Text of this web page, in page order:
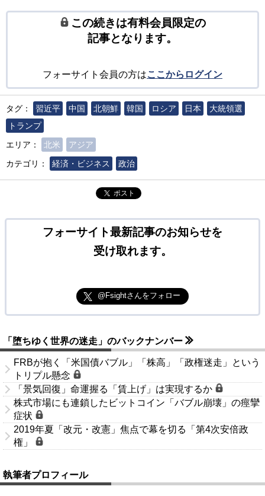
この続きは有料会員限定の
記事となります。
フォーサイト会員の方はここからログイン
タグ： 習近平 中国 北朝鮮 韓国 ロシア 日本
大統領選
トランプ
エリア：
北米
アジア
カテゴリ：
経済・ビジネス 政治
ポスト
フォーサイト最新記事のお知らせを
受け取れます。
@Fsightさんをフォロー
「堕ちゆく世界の迷走」のバックナンバー
FRBが抱く「米国債バブル」「株高」「政権迷走」という
トリプル懸念
「景気回復」命運握る「賃上げ」は実現するか
株式市場にも連鎖したビットコイン「バブル崩壊」の痙攣
症状
2019年夏「改元・改憲」焦点で幕を切る「第4次安倍政
権」
執筆者プロフィール